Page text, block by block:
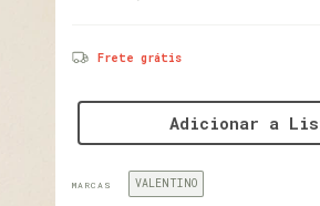
Frete grátis
Adicionar a
MARCAS VALENTINO